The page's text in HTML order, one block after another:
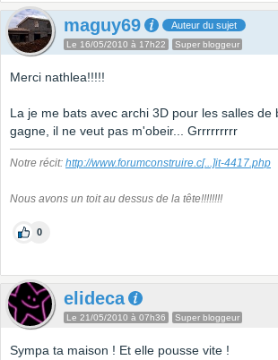
maguy69 Auteur du sujet
Le 16/05/2010 à 17h22 Super bloggeur
Merci nathlea!!!!!
La je me bats avec archi 3D pour les salles de
gagne, il ne veut pas m'obeir... Grrrrrrrrr
Notre récit: http://www.forumconstruire.c[...]it-4417.php
Nous avons un toit au dessus de la tête!!!!!!!!
0
elideca
Le 21/05/2010 à 07h36 Super bloggeur
Sympa ta maison ! Et elle pousse vite !